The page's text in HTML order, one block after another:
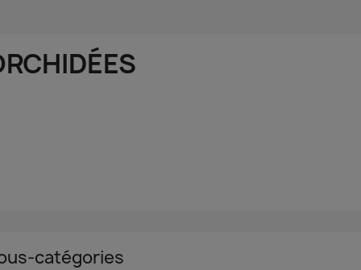
catégories